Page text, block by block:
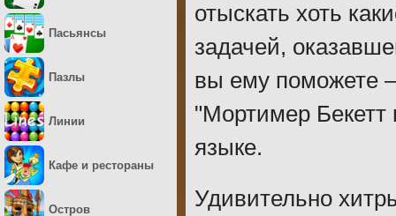
отыскать хоть
задачей,
вы ему поможете
"Мортимер Бекетт
языке.
Удивительно
Пасьянсы
Пазлы
Линии
Кафе и рестораны
Остров